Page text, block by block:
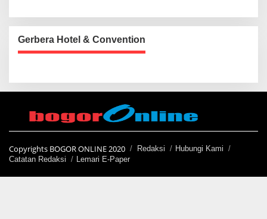
Gerbera Hotel & Convention
Copyrights BOGOR ONLINE 2020 Redaksi
Hubungi Kami
Catatan Redaksi
Lemari E-Paper